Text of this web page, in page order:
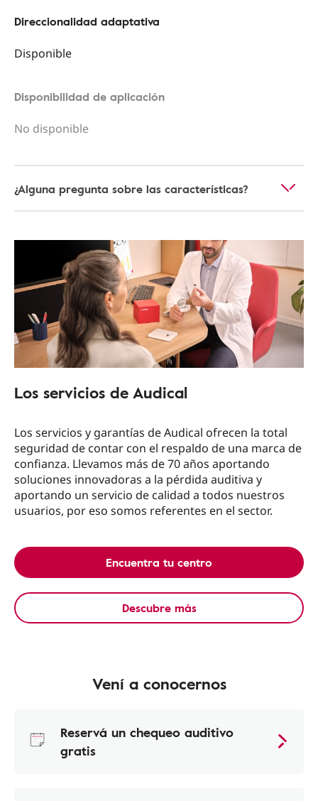
Direccionalidad adaptativa
Disponible
Disponibilidad de aplicación
No disponible
¿Alguna pregunta sobre las características?
Los servicios de Audical
Los servicios y garantías de Audical ofrecen la total
seguridad de contar con el respaldo de una marca de
confianza. Llevamos más de 70 años aportando
soluciones innovadoras a la pérdida auditiva y
aportando un servicio de calidad a todos nuestros
usuarios, por eso somos referentes en el sector.
Encuentra tu centro
Descubre más
Vení a conocernos
Reservá un chequeo auditivo
gratis